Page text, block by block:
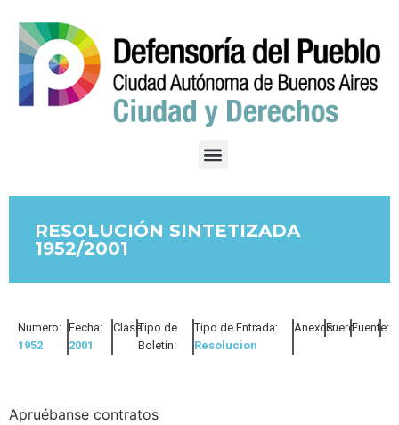
RESOLUCIÓN SINTETIZADA
1952/2001
Numero:
1952
Fecha:
2001
Clase:Tipo de
Boletín:
Tipo de Entrada:
Resolucion
Anexos:Fuero:Fuente:
Apruébanse contratos